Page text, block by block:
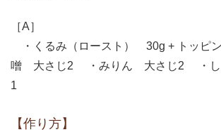
［A］
・くるみ（ロースト） 30g + トッピ
噌 大さじ2 ・みりん 大さじ2 ・し
1
【作り方】